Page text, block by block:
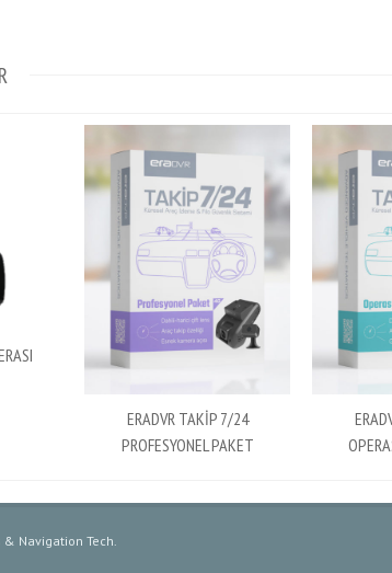
ERADVR TAKİP 7/24
PROFESYONEL PAKET
& Navigation Tech.